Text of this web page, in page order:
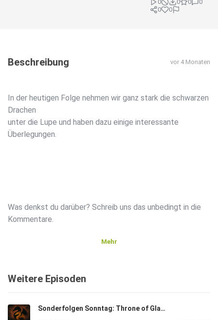
0 0 0
0
0
0
Beschreibung vor 4 Monaten
In der heutigen Folge nehmen wir ganz stark die schwarzen
Drachen
unter die Lupe und haben dazu einige interessante
Überlegungen.
Was denkst du darüber? Schreib uns das unbedingt in die
Kommentare.
Mehr
Weitere Episoden
Sonderfolgen Sonntag: Throne of Glas 2 - Kriegerin im Schatten